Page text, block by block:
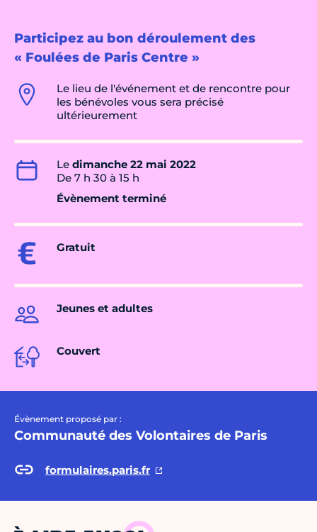
Participez au bon déroulement des
« Foulées de Paris Centre »
Le lieu de l'événement et de rencontre pour
les bénévoles vous sera précisé
ultérieurement
Le dimanche 22 mai 2022
De 7 h 30 à 15 h
Évènement terminé
Gratuit
Jeunes et adultes
Couvert
Évènement proposé par :
Communauté des Volontaires de Paris
formulaires.paris.fr